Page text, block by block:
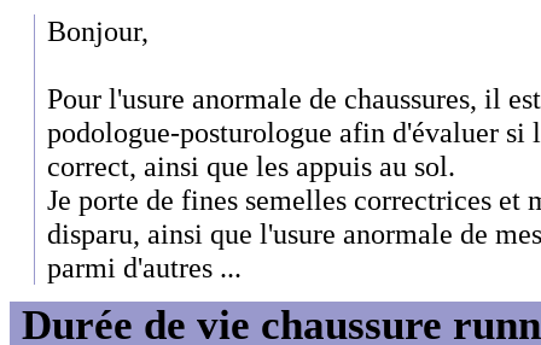
Bonjour,
Pour l'usure anormale de chaussures, il
podologue-posturologue afin d'évaluer si
correct, ainsi que les appuis au sol.
Je porte de fines semelles correctrices et
disparu, ainsi que l'usure anormale de
parmi d'autres ...
Durée de vie chaussure